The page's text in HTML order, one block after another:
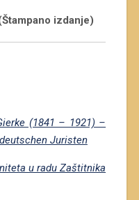
izdanje)
(1841 – 1921) –
Juristen
u radu Zaštitnika